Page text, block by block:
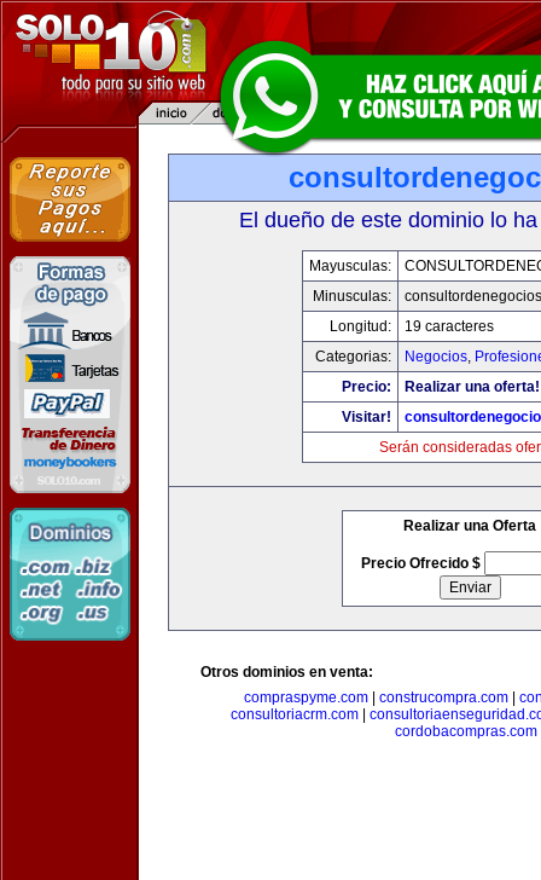
El dueño de este dominio lo
Mayusculas:
Minusculas:
Longitud:
19 caracteres
Categorias:
Negocios,
Precio:
Realizar una oferta!
Visitar!
Serán consideradas
Realizar una Oferta
Precio Ofrecido $
Otros dominios en venta:
compraspyme.com
construcompra.com
consultoriacrm.com|
cordobacompras.com